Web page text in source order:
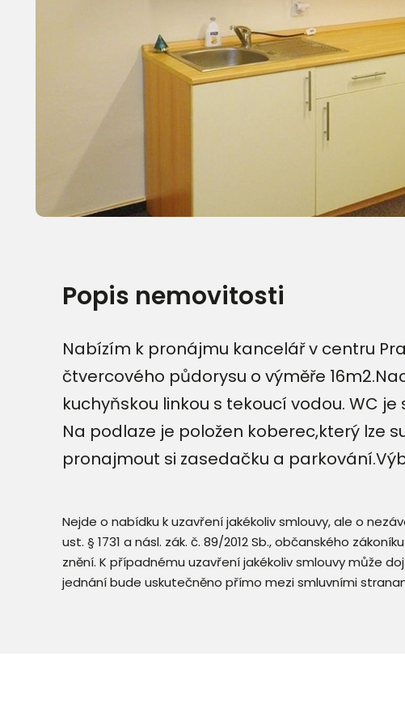
Popis nemovitosti
Nabízím k pronájmu kancelář v centru
čtvercového půdorysu o výměře
kuchyňskou linkou s tekoucí vodou. WC
Na podlaze je položen koberec,který lze
pronajmout si zasedačku a
Nejde o nabídku k uzavření jakékoliv smlouvy, ale o
ust. § 1731 a násl. zák. č. 89/2012 Sb., občanského
znění. K případnému uzavření jakékoliv smlouvy může
jednání bude uskutečněno přímo mezi smluvními